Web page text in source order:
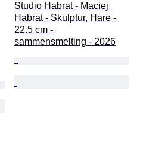
Studio Habrat - Maciej
Habrat - Skulptur, Hare -
22.5 cm -
sammensmelting - 2026